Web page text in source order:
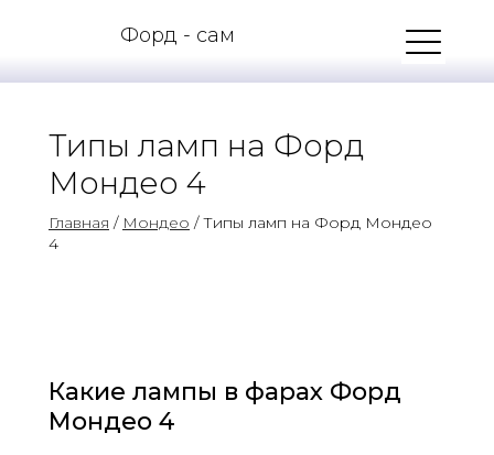
Форд - сам
Типы ламп на Форд
Мондео 4
Главная / Мондео / Типы ламп на Форд Мондео
4
Какие лампы в фарах Форд
Мондео 4